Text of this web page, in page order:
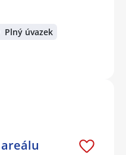
Plný úvazek
areálu